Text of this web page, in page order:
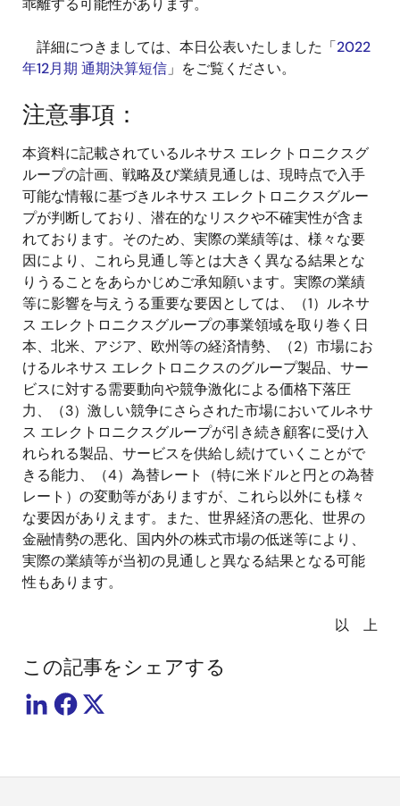
乖離する可能性があります。
詳細につきましては、本日公表いたしました「2022
年12月期 通期決算短信 」をご覧ください。
注意事項：
本資料に記載されているルネサス エレクトロニクスグ
ループの計画、戦略及び業績見通しは、現時点で入手
可能な情報に基づきルネサス エレクトロニクスグルー
プが判断しており、潜在的なリスクや不確実性が含ま
れております。そのため、実際の業績等は、様々な要
因により、これら見通し等とは大きく異なる結果とな
りうることをあらかじめご承知願います。実際の業績
等に影響を与えうる重要な要因としては、（1）ルネサ
ス エレクトロニクスグループの事業領域を取り巻く日
本、北米、アジア、欧州等の経済情勢、（2）市場にお
けるルネサス エレクトロニクスのグループ製品、サー
ビスに対する需要動向や競争激化による価格下落圧
力、（3）激しい競争にさらされた市場においてルネサ
ス エレクトロニクスグループが引き続き顧客に受け入
れられる製品、サービスを供給し続けていくことがで
きる能力、（4）為替レート（特に米ドルと円との為替
レート）の変動等がありますが、これら以外にも様々
な要因がありえます。また、世界経済の悪化、世界の
金融情勢の悪化、国内外の株式市場の低迷等により、
実際の業績等が当初の見通しと異なる結果となる可能
性もあります。
以 上
この記事をシェアする